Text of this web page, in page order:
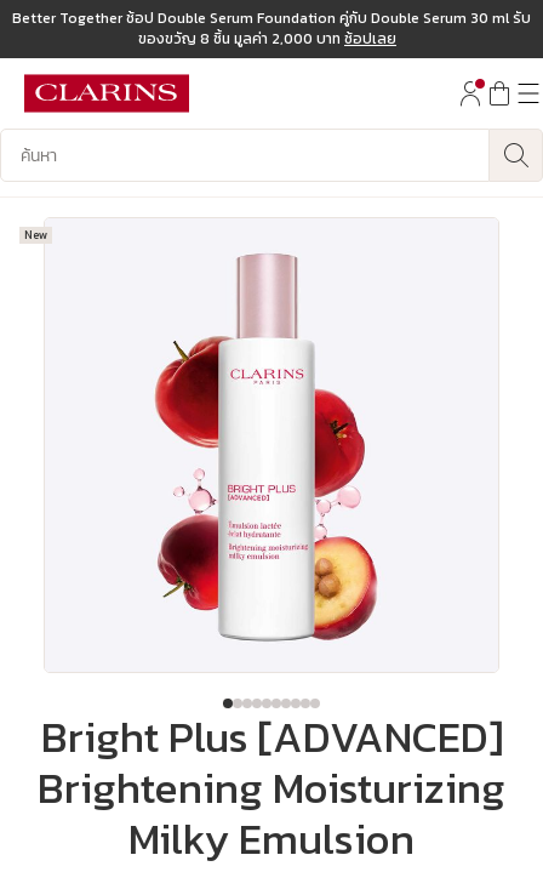
ข้ามไปยังเนื้อหา
ไปที่ส่วนท้าย
Better Together ช้อป Double Serum Foundation คู่กับ Double Serum 30 ml รับ
ของขวัญ 8 ชิ้น มูลค่า 2,000 บาท ช้อปเลย
บันทึกข้อมูลค้นหา
New
Bright Plus [ADVANCED]
Brightening Moisturizing
Milky Emulsion